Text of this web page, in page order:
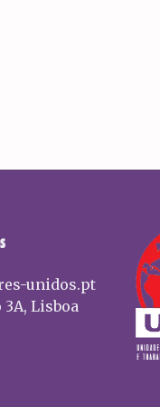
unidos.pt
3A, Lisboa